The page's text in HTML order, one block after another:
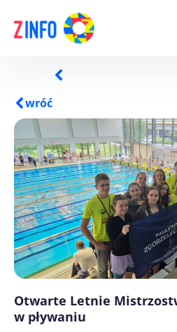
wróć
Otwarte Letnie
w pływaniu